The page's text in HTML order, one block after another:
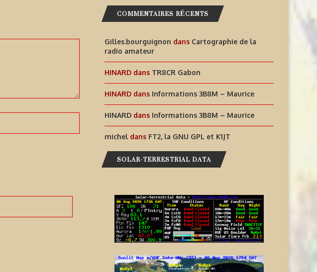
COMMENTAIRES RÉCENTS
Gilles.bourguignon dans Cartographie de la
radio amateur
HINARD dans TR8CR Gabon
HINARD dans Informations 3B8M – Maurice
HINARD dans Informations 3B8M – Maurice
michel dans FT2, la GNU GPL et K1JT
SOLAR-TERRESTRIAL DATA